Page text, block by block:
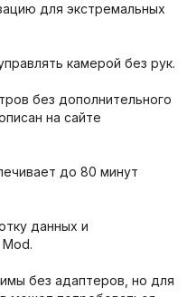
для экстремальных
камерой без рук.
без дополнительного
на сайте
до 80 минут
данных и
без адаптеров, но для